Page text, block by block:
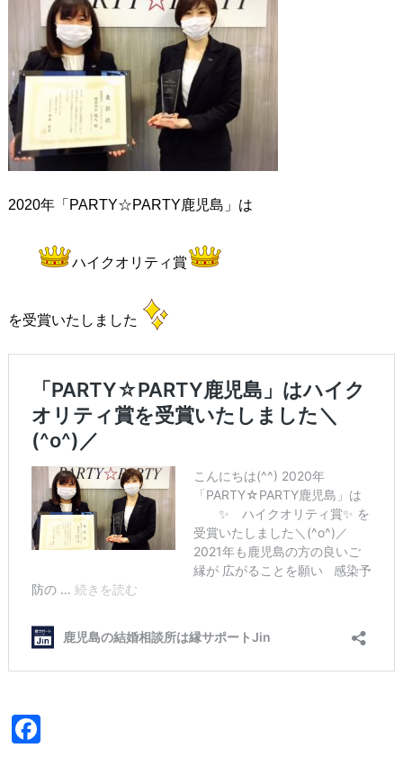
2020年「PARTY☆PARTY鹿児島」は
ハイクオリティ賞
を受賞いたしました